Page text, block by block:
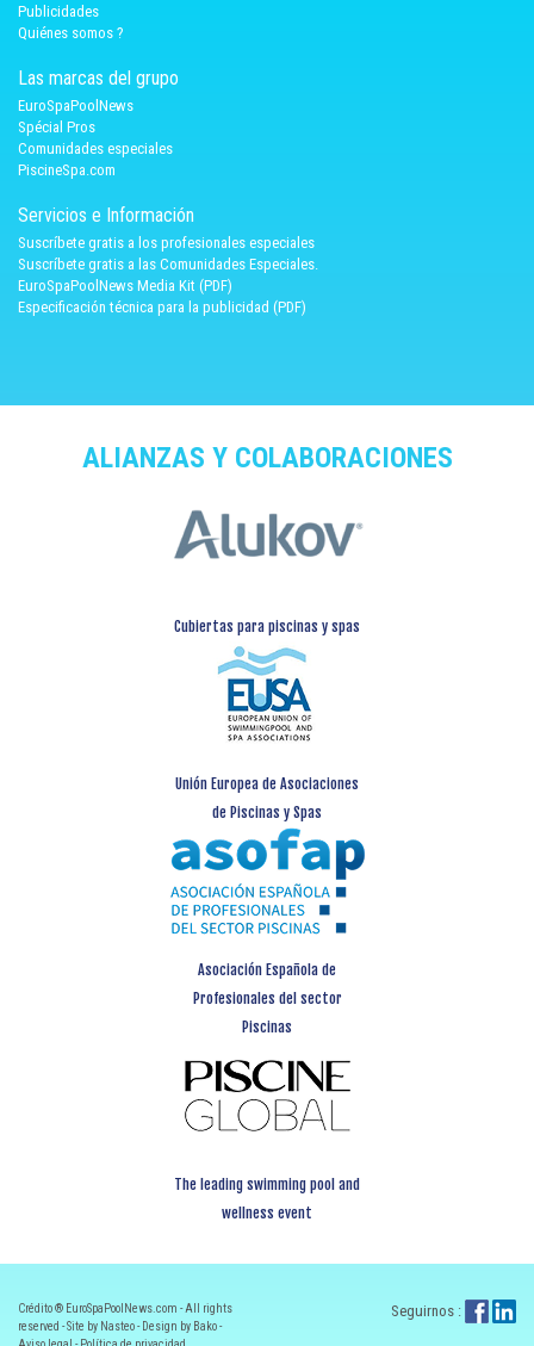
Publicidades
Quiénes somos ?
Las marcas del grupo
EuroSpaPoolNews
Spécial Pros
Comunidades especiales
PiscineSpa.com
Servicios e Información
Suscríbete gratis a los profesionales especiales
Suscríbete gratis a las Comunidades Especiales.
EuroSpaPoolNews Media Kit (PDF)
Especificación técnica para la publicidad (PDF)
ALIANZAS Y COLABORACIONES
Cubiertas para piscinas y spas
Unión Europea de Asociaciones
de Piscinas y Spas
Asociación Española de
Profesionales del sector
Piscinas
The leading swimming pool and
wellness event
Crédito ® EuroSpaPoolNews.com - All rights
reserved - Site by Nasteo - Design by Bako -
Seguirnos :